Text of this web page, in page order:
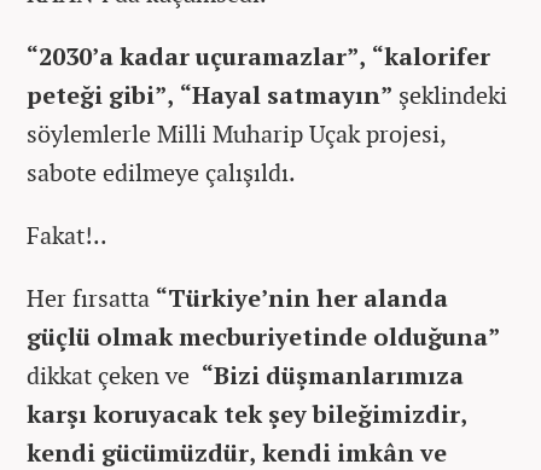
“2030’a kadar uçuramazlar”, “kalorifer
peteği gibi”, “Hayal satmayın” şeklindeki
söylemlerle Milli Muharip Uçak projesi,
sabote edilmeye çalışıldı.
Fakat!..
Her fırsatta “Türkiye’nin her alanda
güçlü olmak mecburiyetinde olduğuna”
dikkat çeken ve “Bizi düşmanlarımıza
karşı koruyacak tek şey bileğimizdir,
kendi gücümüzdür, kendi imkân ve